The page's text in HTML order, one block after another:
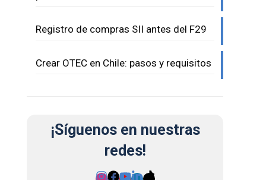
Registro de compras SII antes del F29
Crear OTEC en Chile: pasos y requisitos
¡Síguenos en nuestras
redes!